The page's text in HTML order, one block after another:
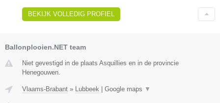
BEKIJK VOLLEDIG PROFIEL
Ballonplooien.NET team
Niet gevestigd in de plaats Asquillies en in de provincie
Henegouwen.
Vlaams-Brabant » Lubbeek Google maps ▼